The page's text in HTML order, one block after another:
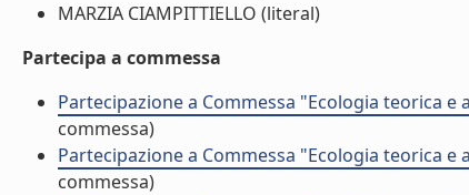
MARZIA CIAMPITTIELLO (literal)
Partecipa a commessa
Partecipazione a Commessa "Ecologia teorica e
commessa)
Partecipazione a Commessa "Ecologia teorica e
commessa)